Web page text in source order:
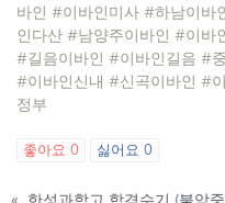
바인 #이바인미사 #하남이
인다산 #남양주이바인 #이바
#길음이바인 #이바인길음 #
#이바인신내 #신곡이바인 #
정부
좋아요 0 싫어요 0